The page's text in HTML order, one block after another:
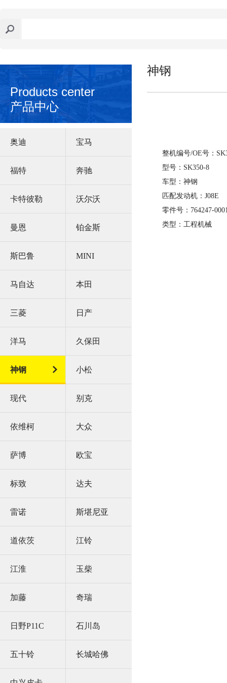
Products center
产品中心
奥迪 宝马
福特 奔驰
卡特彼勒 沃尔沃
曼恩 铂金斯
斯巴鲁 MINI
马自达 本田
三菱 日产
洋马 久保田
神钢 小松
现代 别克
依维柯 大众
萨博 欧宝
标致 达夫
雷诺 斯堪尼亚
道依茨 江铃
江淮 玉柴
加藤 奇瑞
日野P11C 石川岛
五十铃 长城哈佛
神钢
整机编号/OE号：
型号：SK350-8
车型：神钢
匹配发动机：J08E
零件号：764247-
类型：工程机械